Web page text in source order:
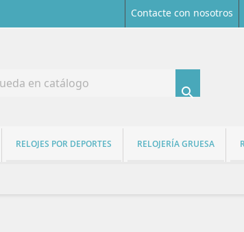
Contacte con nosotros

RELOJES POR DEPORTES RELOJERÍA GRUESA